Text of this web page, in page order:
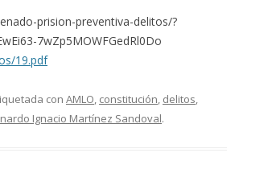
prision-preventiva-delitos/?
7wZp5MOWFGedRl0Do
19.pdf
con AMLO, constitución, delitos,
Ignacio Martínez Sandoval.